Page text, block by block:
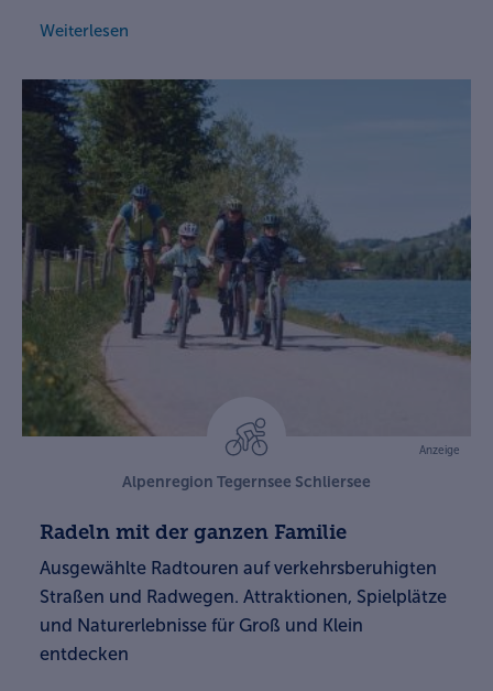
Weiterlesen
Anzeige
Alpenregion Tegernsee Schliersee
Radeln mit der ganzen Familie
Ausgewählte Radtouren auf verkehrsberuhigten
Straßen und Radwegen. Attraktionen, Spielplätze
und Naturerlebnisse für Groß und Klein
entdecken